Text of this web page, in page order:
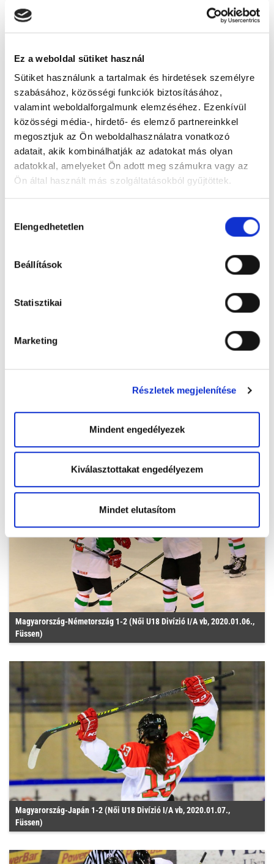
Ez a weboldal sütiket használ
Sütiket használunk a tartalmak és hirdetések személyre
szabásához, közösségi funkciók biztosításához,
valamint weboldalforgalmunk elemzéséhez. Ezenkívül
közösségi média-, hirdető- és elemző partnereinkkel
megosztjuk az Ön weboldalhasználatra vonatkozó
adatait, akik kombinálhatják az adatokat más olyan
adatokkal, amelyeket Ön adott meg számukra vagy az
Ön által használt más szolgáltatásokból gyűjtöttek.
kiválasztása
Elengedhetetlen
Beállítások
Statisztikai
Marketing
Részletek megjelenítése
Mindent engedélyezek
Kiválasztottakat engedélyezem
Mindet elutasítom
Magyarország-Dánia 2-1 (Női U18 Divízió I/A vb, 2020.01.03., Füssen)
Magyarország-Franciaország 4-1 (Női U18 Divízió I/A vb, 2020.01.04.,
Füssen)
Magyarország-Németország 1-2 (Női U18 Divízió I/A vb, 2020.01.06.,
Füssen)
Magyarország-Japán 1-2 (Női U18 Divízió I/A vb, 2020.01.07.,
Füssen)